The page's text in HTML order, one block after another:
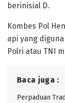
berinisial D.
Kombes Pol
api yang
Polri atau TNI
Baca juga :
Perpaduan